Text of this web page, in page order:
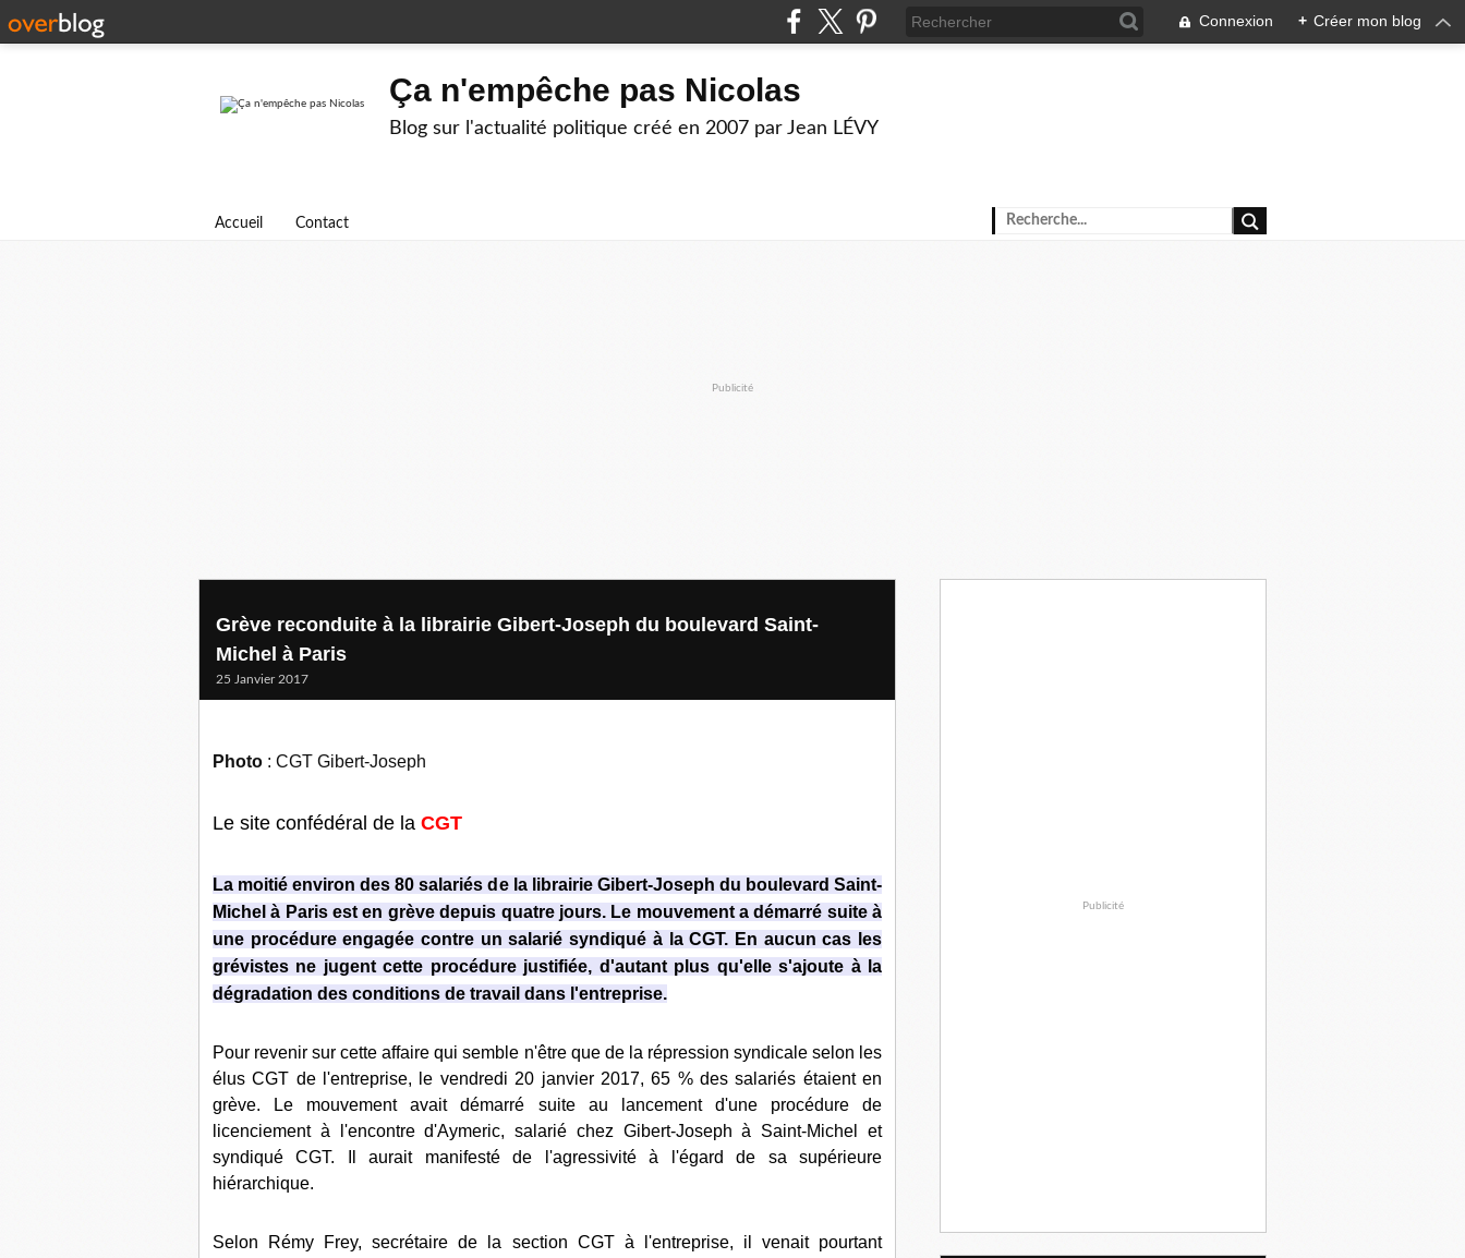
Connexion + Créer mon blog
Ça n'empêche pas Nicolas
Blog sur l'actualité politique créé en 2007 par Jean LÉVY
Accueil Contact
Publicité
Grève reconduite à la librairie Gibert-Joseph du boulevard Saint-
Michel à Paris
25 Janvier 2017
Photo : CGT Gibert-Joseph
Le site confédéral de la CGT
La moitié environ des 80 salariés de la librairie Gibert-Joseph du boulevard Saint-
Michel à Paris est en grève depuis quatre jours. Le mouvement a démarré suite à
une procédure engagée contre un salarié syndiqué à la CGT. En aucun cas les
grévistes ne jugent cette procédure justifiée, d'autant plus qu'elle s'ajoute à la
dégradation des conditions de travail dans l'entreprise.
Pour revenir sur cette affaire qui semble n'être que de la répression syndicale selon les
élus CGT de l'entreprise, le vendredi 20 janvier 2017, 65 % des salariés étaient en
grève. Le mouvement avait démarré suite au lancement d'une procédure de
licenciement à l'encontre d'Aymeric, salarié chez Gibert-Joseph à Saint-Michel et
syndiqué CGT. Il aurait manifesté de l'agressivité à l'égard de sa supérieure
hiérarchique.
Selon Rémy Frey, secrétaire de la section CGT à l'entreprise, il venait pourtant
Publicité